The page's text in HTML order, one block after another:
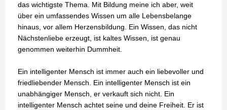
das wichtigste Thema. Mit Bildung meine ich aber, weit
über ein umfassendes Wissen um alle Lebensbelange
hinaus, vor allem Herzensbildung. Ein Wissen, das nicht
Nächstenliebe erzeugt, ist kaltes Wissen, ist genau
genommen weiterhin Dummheit.
Ein intelligenter Mensch ist immer auch ein liebevoller und
friedliebender Mensch. Ein intelligenter Mensch ist ein
unabhängiger Mensch, er verkauft sich nicht. Ein
intelligenter Mensch achtet seine und deine Freiheit. Er ist